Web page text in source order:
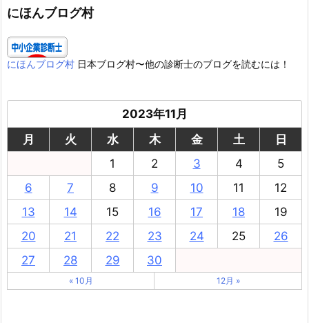
ー
にほんブログ村
にほんブログ村 日本ブログ村〜他の診断士のブログを読むには！
2023年11月
月
火 水 木 金 土
日
1
2 3 4
5
6
7 8 9 10 11
12
13
14 15 16 17 18
19
20
21 22 23 24 25
26
27
28 29 30
« 10月 12月 »